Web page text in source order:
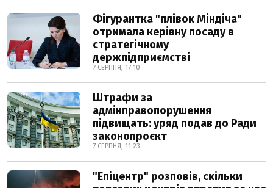
Фігурантка "плівок Міндіча"
отримала керівну посаду в
стратегічному
держпідприємстві
7 СЕРПНЯ, 17:10
Штрафи за
адмінправопорушення
підвищать: уряд подав до Ради
законопроєкт
7 СЕРПНЯ, 11:23
"Епіцентр" розповів, скільки